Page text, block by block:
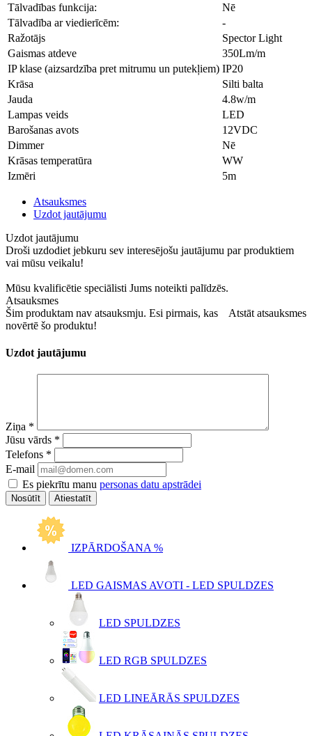
Tālvadības funkcija:
Nē
Tālvadība ar viedierīcēm:
-
Ražotājs
Spector Light
Gaismas atdeve
350Lm/m
IP klase (aizsardzība pret mitrumu un putekļiem) IP20
Krāsa
Silti balta
Jauda
4.8w/m
Lampas veids
LED
Barošanas avots
12VDC
Dimmer
Nē
Krāsas temperatūra
WW
Izmēri
5m
Atsauksmes
Uzdot jautājumu
Uzdot jautājumu
Droši uzdodiet jebkuru sev interesējošu jautājumu par produktiem
vai mūsu veikalu!
Mūsu kvalificētie speciālisti Jums noteikti palīdzēs.
Atsauksmes
Atstāt atsauksmes
Šim produktam nav atsauksmju. Esi pirmais, kas
novērtē šo produktu!
Uzdot jautājumu
Ziņa *
Jūsu vārds *
Telefons *
E-mail
Es piekrītu manu personas datu apstrādei
Atiestatīt
IZPĀRDOŠANA %
LED GAISMAS AVOTI - LED SPULDZES
LED SPULDZES
LED RGB SPULDZES
LED LINEĀRĀS SPULDZES